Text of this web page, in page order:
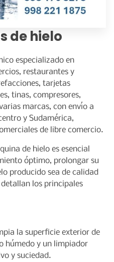
de hielo
especializado en
restaurantes y
tarjetas
tinas, compresores,
marcas, con envío a
y Sudamérica,
de libre comercio.
de hielo es esencial
óptimo, prolongar su
producido sea de calidad
los principales
la superficie exterior de
húmedo y un limpiador
y suciedad.